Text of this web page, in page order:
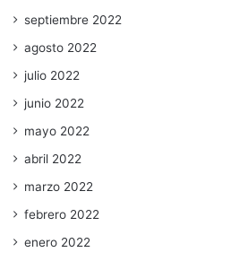
septiembre 2022
agosto 2022
julio 2022
junio 2022
mayo 2022
abril 2022
marzo 2022
febrero 2022
enero 2022